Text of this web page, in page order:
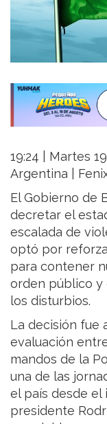
19:24 | Martes
Argentina |
El Gobierno de
decretar el
escalada de
optó por
para contener
orden público y
los disturbios.
La decisión fue
evaluación
mandos de la
una de las
el país desde
presidente